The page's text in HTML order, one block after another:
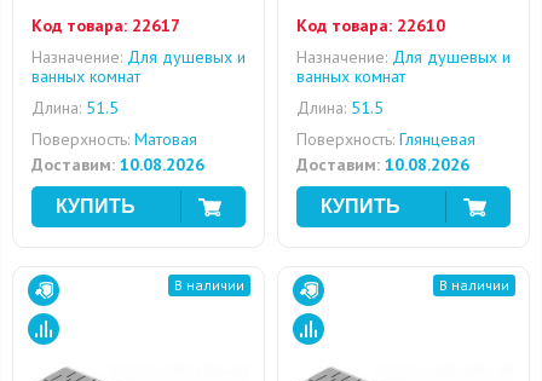
Код товара: 22617
Назначение: Для душевых и
ванных комнат
Длина: 51.5
Поверхность: Матовая
Доставим: 10.08.2026
Код товара: 22610
Назначение: Для душевых и
ванных комнат
Длина: 51.5
Поверхность: Глянцевая
Доставим: 10.08.2026
В наличии В наличии